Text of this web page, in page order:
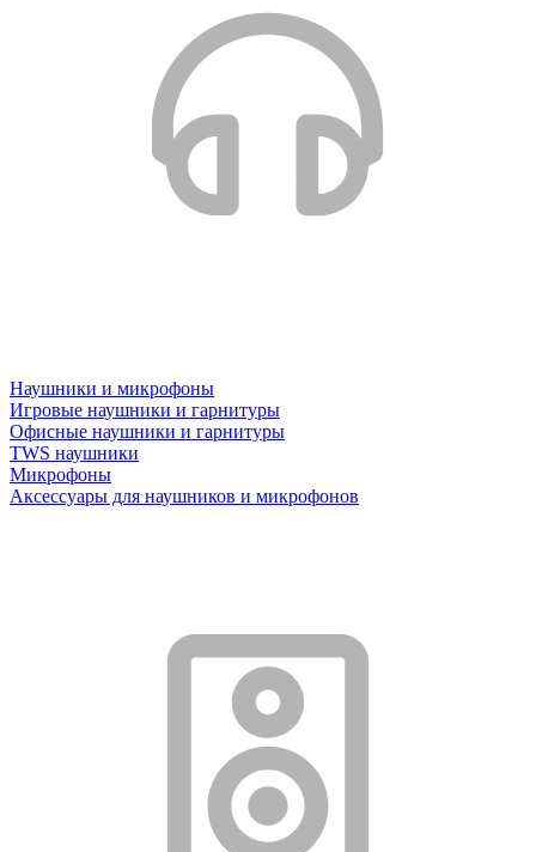
Наушники и микрофоны
Игровые наушники и гарнитуры
Офисные наушники и гарнитуры
TWS наушники
Микрофоны
Аксессуары для наушников и микрофонов